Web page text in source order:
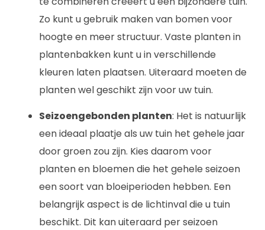
Zo kunt u gebruik maken van bomen voor
hoogte en meer structuur. Vaste planten in
plantenbakken kunt u in verschillende
kleuren laten plaatsen. Uiteraard moeten de
planten wel geschikt zijn voor uw tuin.
Seizoengebonden planten: Het is natuurlijk
een ideaal plaatje als uw tuin het gehele jaar
door groen zou zijn. Kies daarom voor
planten en bloemen die het gehele seizoen
een soort van bloeiperioden hebben. Een
belangrijk aspect is de lichtinval die u tuin
beschikt. Dit kan uiteraard per seizoen